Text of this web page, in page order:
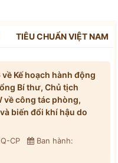
TIÊU CHUẨN VIỆT NAM
Kế hoạch hành động
Bí thư, Chủ tịch
về công tác phòng,
biến đổi khí hậu do
CP
Ban hành: